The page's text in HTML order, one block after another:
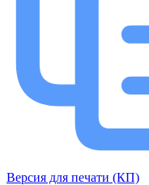
Версия для печати (КП)